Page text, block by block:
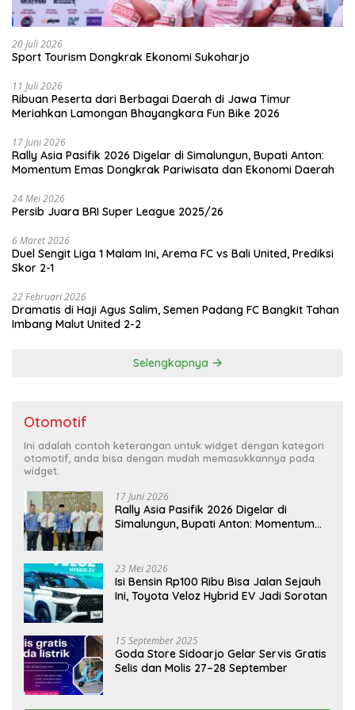
20 Juli 2026
Sport Tourism Dongkrak Ekonomi Sukoharjo
11 Juli 2026
Ribuan Peserta dari Berbagai Daerah di Jawa Timur
Meriahkan Lamongan Bhayangkara Fun Bike 2026
17 Juni 2026
Rally Asia Pasifik 2026 Digelar di Simalungun, Bupati Anton:
Momentum Emas Dongkrak Pariwisata dan Ekonomi Daerah
24 Mei 2026
Persib Juara BRI Super League 2025/26
6 Maret 2026
Duel Sengit Liga 1 Malam Ini, Arema FC vs Bali United, Prediksi
Skor 2-1
22 Februari 2026
Dramatis di Haji Agus Salim, Semen Padang FC Bangkit Tahan
Imbang Malut United 2-2
Selengkapnya
Otomotif
Ini adalah contoh keterangan untuk widget dengan kategori
otomotif, anda bisa dengan mudah memasukkannya pada
widget.
17 Juni 2026
Rally Asia Pasifik 2026 Digelar di
Simalungun, Bupati Anton: Momentum
23 Mei 2026
Isi Bensin Rp100 Ribu Bisa Jalan Sejauh
Ini, Toyota Veloz Hybrid EV Jadi Sorotan
15 September 2025
Goda Store Sidoarjo Gelar Servis Gratis
Selis dan Molis 27–28 September